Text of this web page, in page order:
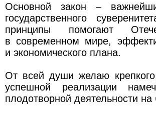
Основной закон –
государственного
принципы помогают
в современном мире,
и экономического плана.
От всей души желаю
успешной реализации
плодотворной деятельности